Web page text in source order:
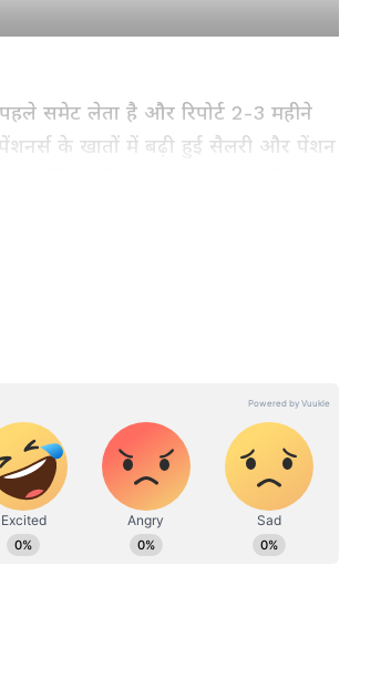
समेट लेता है और रिपोर्ट 2-3 महीने
के खातों में बढ़ी हुई सैलरी और पेंशन
अब होगी ₹1.14 लाख? देखें नया चार्ट